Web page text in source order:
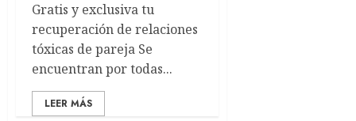
Gratis y exclusiva tu
recuperación de relaciones
tóxicas de pareja Se
encuentran por todas...
LEER MÁS